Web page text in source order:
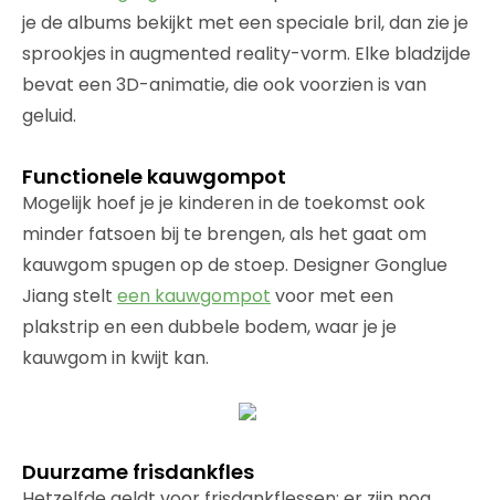
je de albums bekijkt met een speciale bril, dan zie je
sprookjes in augmented reality-vorm. Elke bladzijde
bevat een 3D-animatie, die ook voorzien is van
geluid.
Functionele kauwgompot
Mogelijk hoef je je kinderen in de toekomst ook
minder fatsoen bij te brengen, als het gaat om
kauwgom spugen op de stoep. Designer Gonglue
Jiang stelt een kauwgompot voor met een
plakstrip en een dubbele bodem, waar je je
kauwgom in kwijt kan.
Duurzame frisdankfles